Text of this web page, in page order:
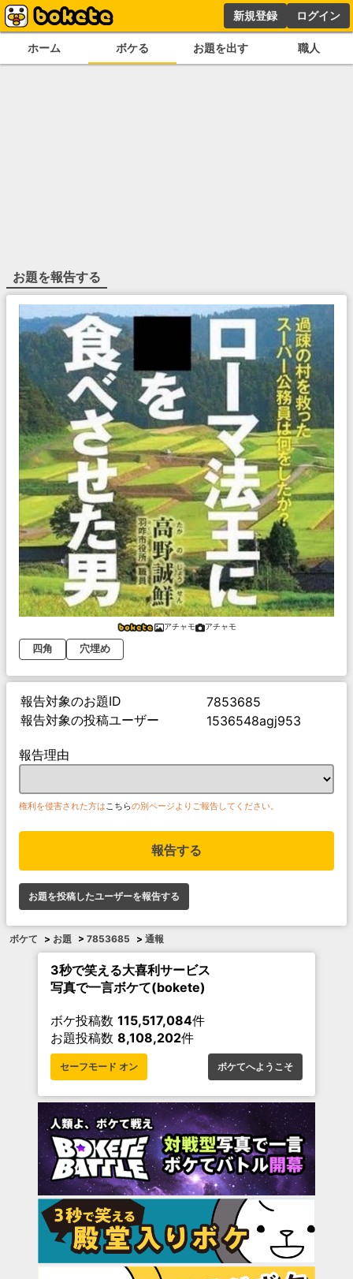
新規登録 ログイン
ホーム ボケる お題を出す 職人
お題を報告する
アチャモ アチャモ
四角 穴埋め
報告対象のお題ID
7853685
報告対象の投稿ユーザー
1536548agj953
報告理由
権利を侵害された方はこちらの別ページよりご報告してください。
報告する
お題を投稿したユーザーを報告する
ボケて > お題 > 7853685 > 通報
3秒で笑える大喜利サービス
写真で一言ボケて(bokete)
ボケ投稿数 115,517,084件
お題投稿数 8,108,202件
セーフモード オン ボケてへようこそ